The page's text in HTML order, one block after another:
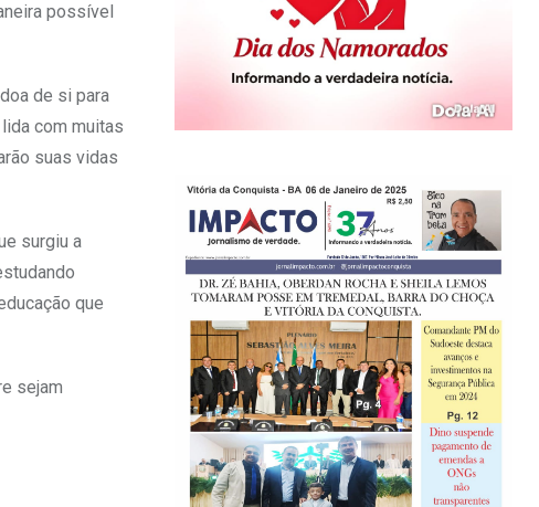
possível
de si para
com muitas
suas vidas
surgiu a
que
sejam